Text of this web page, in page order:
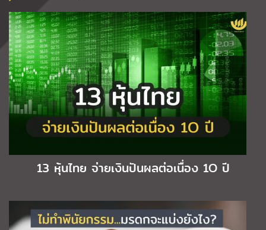
13 หุ้นไทย จ่ายเงินปันผลต่อเนื่อง 1O ปี